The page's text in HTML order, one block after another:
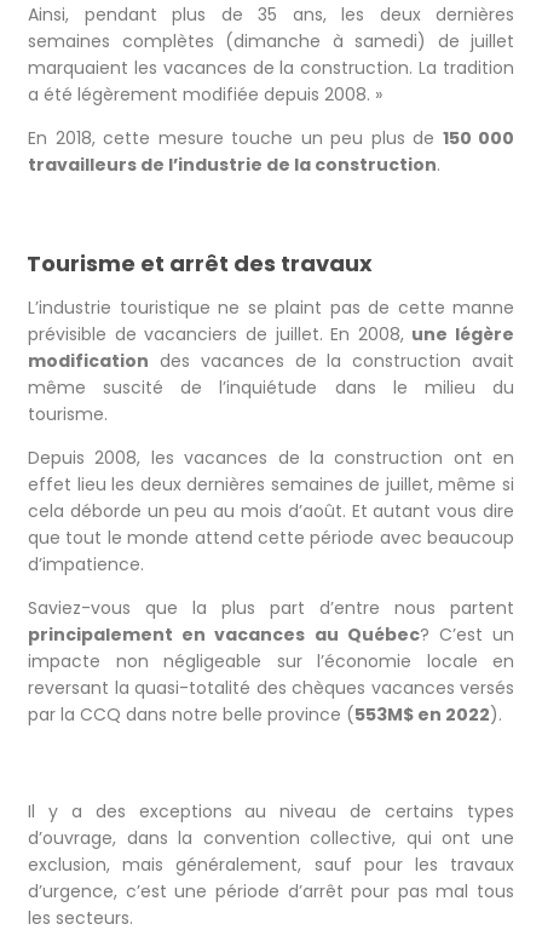
Ainsi, pendant plus de 35 ans, les deux dernières
semaines complètes (dimanche à samedi) de juillet
marquaient les vacances de la construction. La tradition
a été légèrement modifiée depuis 2008. »
En 2018, cette mesure touche un peu plus de 150 000
travailleurs de l’industrie de la construction.
Tourisme et arrêt des travaux
L’industrie touristique ne se plaint pas de cette manne
prévisible de vacanciers de juillet. En 2008, une légère
modification des vacances de la construction avait
même suscité de l’inquiétude dans le milieu du
tourisme.
Depuis 2008, les vacances de la construction ont en
effet lieu les deux dernières semaines de juillet, même si
cela déborde un peu au mois d’août. Et autant vous dire
que tout le monde attend cette période avec beaucoup
d’impatience.
Saviez-vous que la plus part d’entre nous partent
principalement en vacances au Québec? C’est un
impacte non négligeable sur l’économie locale en
reversant la quasi-totalité des chèques vacances versés
par la CCQ dans notre belle province (553M$ en 2022).
Il y a des exceptions au niveau de certains types
d’ouvrage, dans la convention collective, qui ont une
exclusion, mais généralement, sauf pour les travaux
d’urgence, c’est une période d’arrêt pour pas mal tous
les secteurs.